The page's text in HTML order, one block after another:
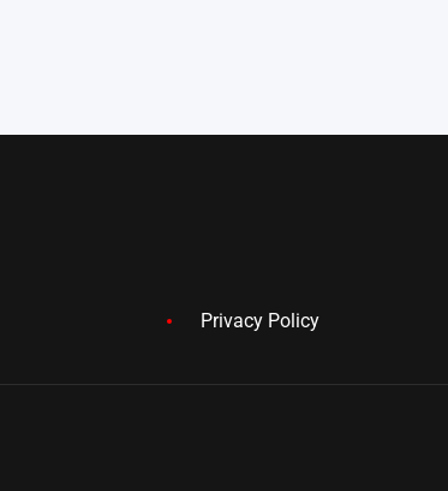
Privacy Policy